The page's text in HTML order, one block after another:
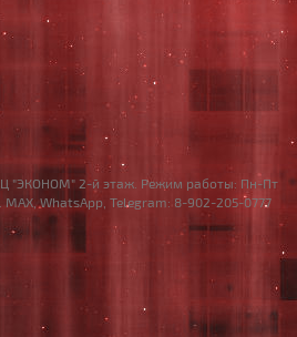
"ЭКОНОМ" 2-й этаж. Режим работы: Пн-Пт
MAX, WhatsApp, Telegram: 8-902-205-0777